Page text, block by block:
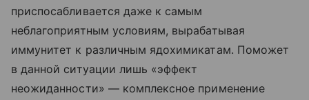
приспосабливается даже к самым
неблагоприятным условиям, вырабатывая
иммунитет к различным ядохимикатам. Поможет
в данной ситуации лишь «эффект
неожиданности» — комплексное применение